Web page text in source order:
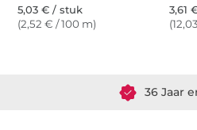
5,03 € / stuk
(2,52 € / 100 m)
3,61
36 Jaar